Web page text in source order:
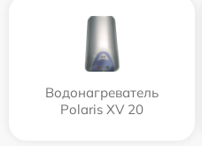
Водонагреватель
Polaris XV 20